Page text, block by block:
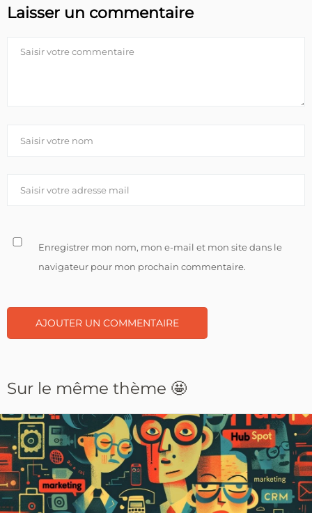
Laisser un commentaire
Enregistrer mon nom, mon e-mail et mon site dans le
navigateur pour mon prochain commentaire.
Sur le même thème 🤩